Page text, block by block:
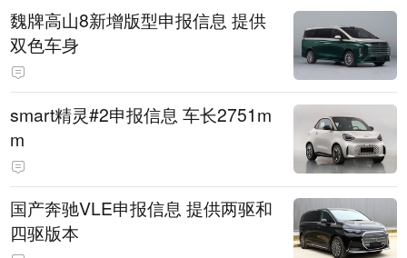
魏牌高山8新增版型申报信息 提供
双色车身
smart精灵#2申报信息 车长2751m
m
国产奔驰VLE申报信息 提供两驱和
四驱版本